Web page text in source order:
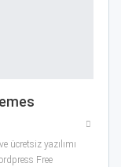
ücretsiz yazılımı
Free